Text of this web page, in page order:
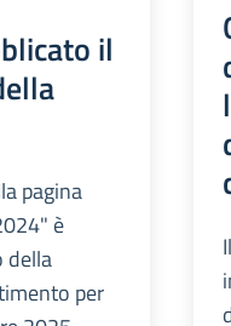
il
pagina
è
della
per